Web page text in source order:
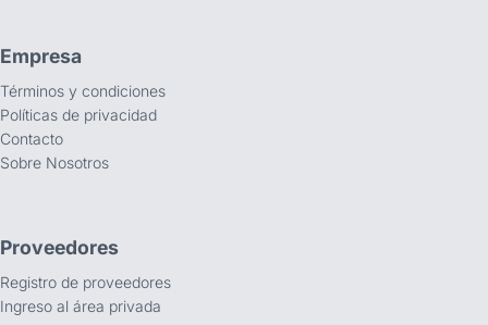
Empresa
Términos y condiciones
Políticas de privacidad
Contacto
Sobre Nosotros
Proveedores
Registro de proveedores
Ingreso al área privada